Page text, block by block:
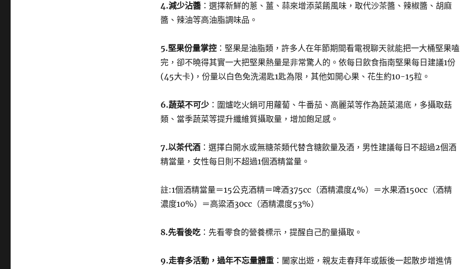
4.減少沾醬：選擇新鮮的蔥、薑、蒜來增添菜餚風味，取代沙茶醬、辣椒醬、胡麻
醬、辣油等高油脂調味品。
5.堅果份量掌控：堅果是油脂類，許多人在年節期間看電視聊天就能把一大桶堅果嗑
完，卻不曉得其實一大把堅果熱量是非常驚人的。依每日飲食指南堅果每日建議1份
(45大卡)，份量以白色免洗湯匙1匙為限，其他如開心果、花生約10-15粒。
6.蔬菜不可少：圍爐吃火鍋可用蘿蔔、牛番茄、高麗菜等作為蔬菜湯底，多攝取菇
類、當季蔬菜等提升纖維質攝取量，增加飽足感。
7.以茶代酒：選擇白開水或無糖茶類代替含糖飲量及酒，男性建議每日不超過2個酒
精當量，女性每日則不超過1個酒精當量。
註:1個酒精當量＝15公克酒精＝啤酒375cc（酒精濃度4%）＝水果酒150cc（酒精
濃度10%）＝高粱酒30cc（酒精濃度53%）
8.先看後吃：先看零食的營養標示，提醒自己酌量攝取。
9.走春多活動，過年不忘量體重：闔家出遊，親友走春拜年或飯後一起散步增進情